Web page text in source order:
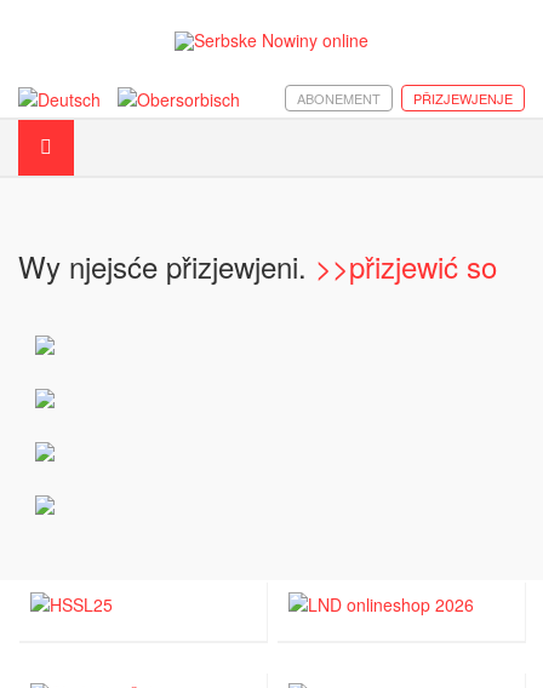
PŘIZJEWJENJE
ABONEMENT
Wy njejsće přizjewjeni. >>přizjewić so